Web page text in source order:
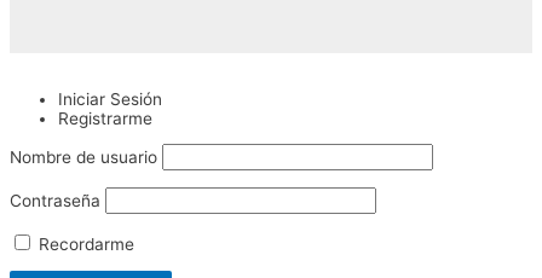
Iniciar Sesión
Registrarme
Nombre de usuario
Contraseña
Recordarme